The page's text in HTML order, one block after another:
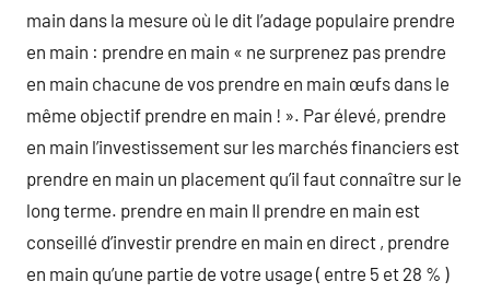
main dans la mesure où le dit l’adage populaire prendre
en main : prendre en main « ne surprenez pas prendre
en main chacune de vos prendre en main œufs dans le
même objectif prendre en main ! ». Par élevé, prendre
en main l’investissement sur les marchés financiers est
prendre en main un placement qu’il faut connaître sur le
long terme. prendre en main Il prendre en main est
conseillé d’investir prendre en main en direct , prendre
en main qu’une partie de votre usage ( entre 5 et 28 % )